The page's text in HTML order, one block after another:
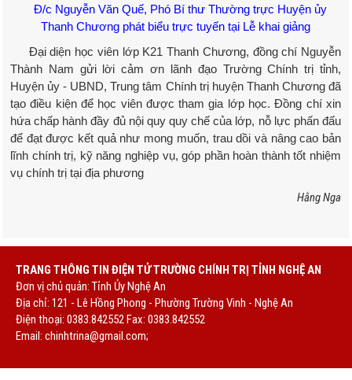
Đ/c Nguyễn Văn Quế, Phó Bí thư Thường trực Huyện ủy
Thanh Chương phát biểu trực tuyến tại Lễ khai giảng
Đại diện học viên lớp K21 Thanh Chương, đồng chí Nguyễn
Thành Nam gửi lời cảm ơn lãnh đạo Trường Chính trị tỉnh,
Huyện ủy - UBND, Trung tâm Chính trị huyện Thanh Chương đã
tạo điều kiện để học viên được tham gia lớp học. Đồng chí xin
hứa chấp hành đầy đủ nội quy quy chế của lớp, nỗ lực phấn đấu
để đạt được kết quả như mong muốn, trau dồi và nâng cao bản
lĩnh chính trị, kỹ năng nghiệp vụ, góp phần hoàn thành tốt nhiệm
vụ chính trị tại địa phương
Hằng Nga
TRANG THÔNG TIN ĐIỆN TỬ TRƯỜNG CHÍNH TRỊ TỈNH NGHỆ AN
Đơn vị chủ quản: Tỉnh Ủy Nghệ An
Địa chỉ: 121 - Lê Hồng Phong - Phường Trường Vinh - Nghệ An
Điện thoại: 0383.842552 Fax: 0383.842552
Email: chinhtrina@gmail.com;